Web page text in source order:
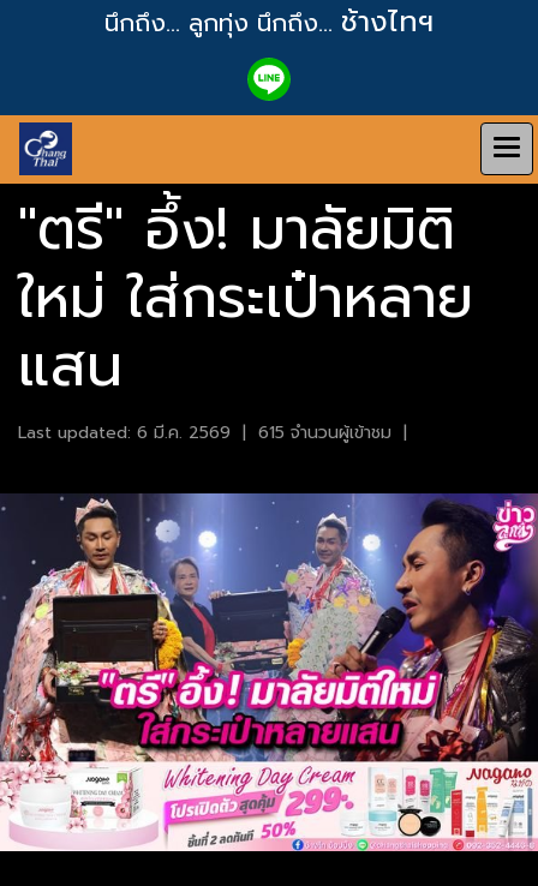
นึกถึง... ลูกทุ่ง นึกถึง... ช้างไทฯ
"ตรี" อึ้ง! มาลัยมิติ
ใหม่ ใส่กระเป๋าหลาย
แสน
Last updated: 6 มี.ค. 2569 | 615 จำนวนผู้เข้าชม |